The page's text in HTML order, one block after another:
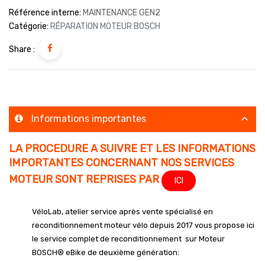
Référence interne: MAINTENANCE GEN2
Catégorie: RÉPARATION MOTEUR BOSCH
Share :
Informations importantes
LA PROCEDURE A SUIVRE ET LES INFORMATIONS
IMPORTANTES CONCERNANT NOS SERVICES
MOTEUR SONT REPRISES PAR
ICI
VéloLab, atelier service après vente spécialisé en
reconditionnement moteur vélo depuis 2017 vous propose ici
le service complet de reconditionnement sur Moteur
BOSCH® eBike de deuxième génération: